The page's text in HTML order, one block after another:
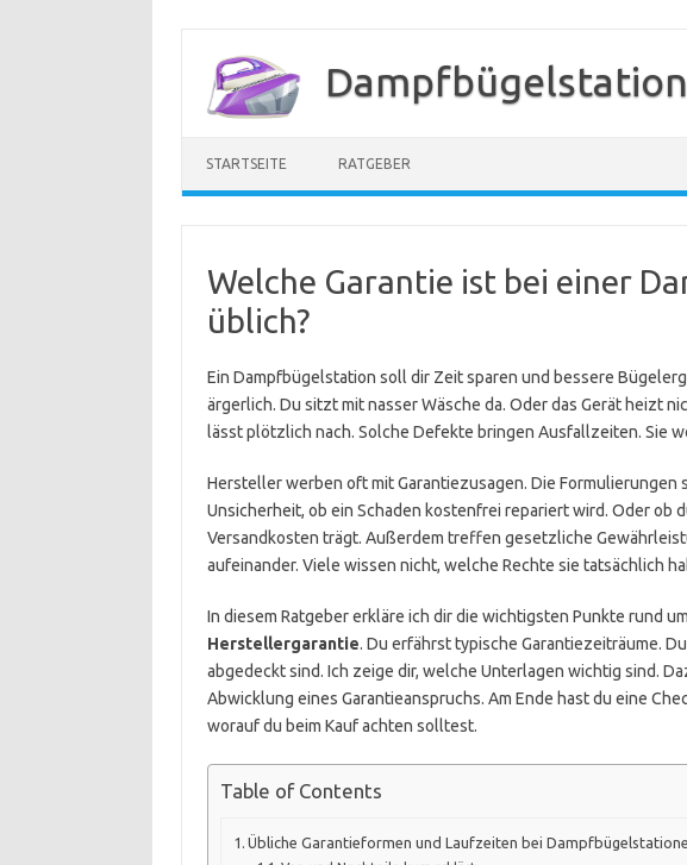
springen
STARTSEITE RATGEBER
Welche Garantie ist bei einer
üblich?
Ein Dampfbügelstation soll dir Zeit sparen und bessere
ärgerlich. Du sitzt mit nasser Wäsche da. Oder das Gerät heizt
lässt plötzlich nach. Solche Defekte bringen Ausfallzeiten. Sie
Hersteller werben oft mit Garantiezusagen. Die Formulierungen
Unsicherheit, ob ein Schaden kostenfrei repariert wird. Oder ob
Versandkosten trägt. Außerdem treffen gesetzliche
aufeinander. Viele wissen nicht, welche Rechte sie tatsächlich
In diesem Ratgeber erkläre ich dir die wichtigsten Punkte rund um
Herstellergarantie. Du erfährst typische Garantiezeiträume.
abgedeckt sind. Ich zeige dir, welche Unterlagen wichtig sind.
Abwicklung eines Garantieanspruchs. Am Ende hast du eine
worauf du beim Kauf achten solltest.
Table of Contents
Übliche Garantieformen und Laufzeiten bei